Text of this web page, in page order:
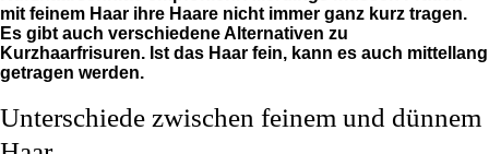
mit feinem Haar ihre Haare nicht immer ganz kurz tragen.
Es gibt auch verschiedene Alternativen zu
Kurzhaarfrisuren. Ist das Haar fein, kann es auch mittellang
getragen werden.
Unterschiede zwischen feinem und dünnem